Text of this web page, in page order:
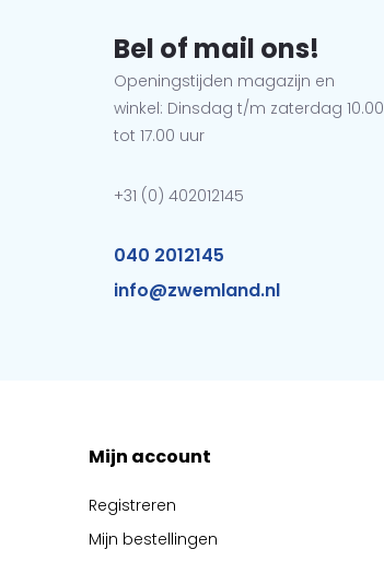
Bel of mail ons!
Openingstijden magazijn en
winkel: Dinsdag t/m zaterdag 10.00
tot 17.00 uur
+31 (0) 402012145
040 2012145
info@zwemland.nl
Mijn account
Registreren
Mijn bestellingen